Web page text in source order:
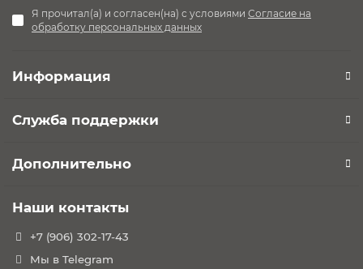
Я прочитал(а) и согласен(на) с условиями Согласие на
обработку персональных данных
Информация
Служба поддержки
Дополнительно
Наши контакты
+7 (906) 302-17-43
Мы в Telegram